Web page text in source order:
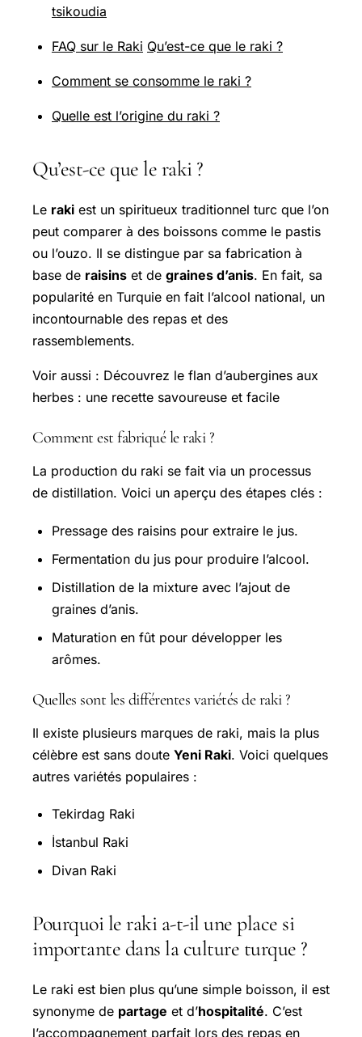
tsikoudia
FAQ sur le Raki Qu’est-ce que le raki ?
Comment se consomme le raki ?
Quelle est l’origine du raki ?
Qu’est-ce que le raki ?
Le raki est un spiritueux traditionnel turc que l’on
peut comparer à des boissons comme le pastis
ou l’ouzo. Il se distingue par sa fabrication à
base de raisins et de graines d’anis. En fait, sa
popularité en Turquie en fait l’alcool national, un
incontournable des repas et des
rassemblements.
Voir aussi : Découvrez le flan d’aubergines aux
herbes : une recette savoureuse et facile
Comment est fabriqué le raki ?
La production du raki se fait via un processus
de distillation. Voici un aperçu des étapes clés :
Pressage des raisins pour extraire le jus.
Fermentation du jus pour produire l’alcool.
Distillation de la mixture avec l’ajout de
graines d’anis.
Maturation en fût pour développer les
arômes.
Quelles sont les différentes variétés de raki ?
Il existe plusieurs marques de raki, mais la plus
célèbre est sans doute Yeni Raki. Voici quelques
autres variétés populaires :
Tekirdag Raki
İstanbul Raki
Divan Raki
Pourquoi le raki a-t-il une place si
importante dans la culture turque ?
Le raki est bien plus qu’une simple boisson, il est
synonyme de partage et d’hospitalité. C’est
l’accompagnement parfait lors des repas en